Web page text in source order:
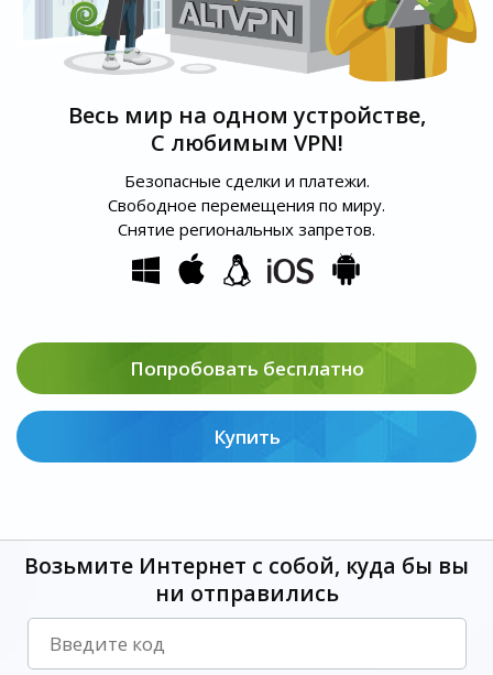
Весь мир на одном устройстве,
С любимым VPN!
Безопасные сделки и платежи.
Свободное перемещения по миру.
Снятие региональных запретов.
Попробовать бесплатно
Купить
Возьмите Интернет с собой, куда бы вы
ни отправились